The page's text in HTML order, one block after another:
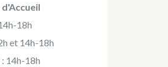
18h
et 14h-18h
14h-18h